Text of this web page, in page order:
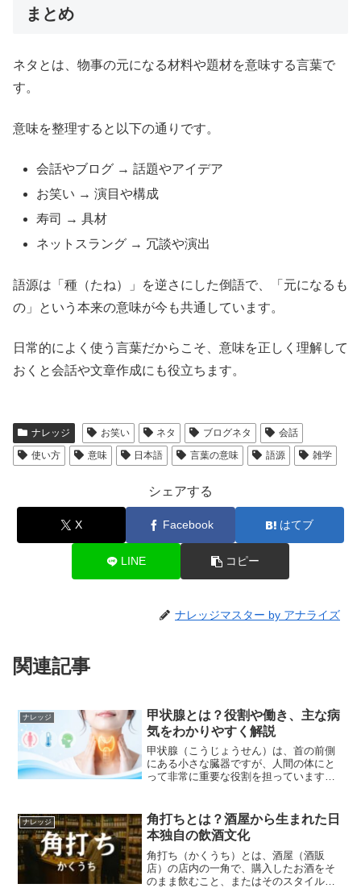
まとめ
ネタとは、物事の元になる材料や題材を意味する言葉で
す。
意味を整理すると以下の通りです。
会話やブログ → 話題やアイデア
お笑い → 演目や構成
寿司 → 具材
ネットスラング → 冗談や演出
語源は「種（たね）」を逆さにした倒語で、「元になるも
の」という本来の意味が今も共通しています。
日常的によく使う言葉だからこそ、意味を正しく理解して
おくと会話や文章作成にも役立ちます。
ナレッジ お笑い ネタ ブログネタ
会話
使い方
意味 日本語 言葉の意味 語源 雑学
シェアする
X Facebook はてブ
LINE コピー
ナレッジマスター by アナライズ
関連記事
ナレッジ
甲状腺とは？役割や働き、主な病
気をわかりやすく解説
甲状腺（こうじょうせん）は、首の前側
にある小さな臓器ですが、人間の体にと
って非常に重要な役割を担っています。
ており、その働きが乱れるとさまざまな
不調が現れます。近年では...
ナレッジ
角打ちとは？酒屋から生まれた日
本独自の飲酒文化
角打ち（かくうち）とは、酒屋（酒販
店）の店内の一角で、購入したお酒をそ
のまま飲むこと、またはそのスタイル自